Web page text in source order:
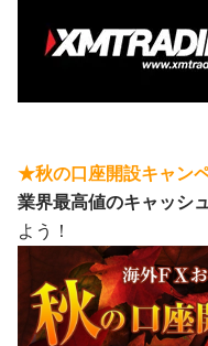
★秋の口座開設キャン
業界最高値のキャッシ
よう！